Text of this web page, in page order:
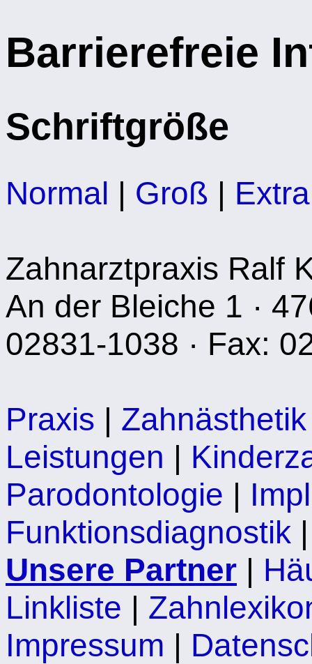
Barrierefreie
Schriftgröße
Normal | Groß |
Zahnarztpraxis Ralf
An der Bleiche 1 ·
02831-1038 · Fax:
Praxis | Zahnästhetik
Leistungen |
Parodontologie |
Funktionsdiagnostik
Unsere Partner |
Linkliste |
Impressum |